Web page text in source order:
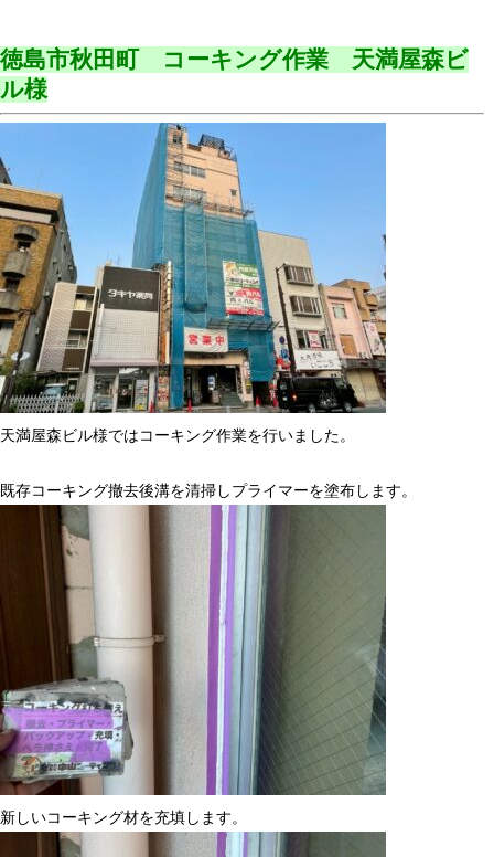
徳島市秋田町 コーキング作業 天満屋森ビ
ル様
天満屋森ビル様ではコーキング作業を行いました。
既存コーキング撤去後溝を清掃しプライマーを塗布します。
新しいコーキング材を充填します。